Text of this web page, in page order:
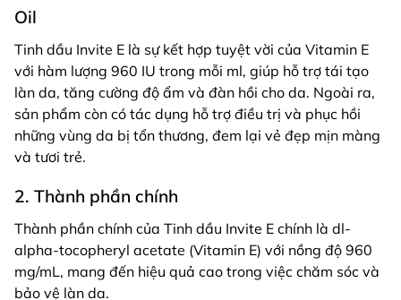
Oil
Tinh dầu Invite E là sự kết hợp tuyệt vời của Vitamin E
với hàm lượng 960 IU trong mỗi ml, giúp hỗ trợ tái tạo
làn da, tăng cường độ ẩm và đàn hồi cho da. Ngoài ra,
sản phẩm còn có tác dụng hỗ trợ điều trị và phục hồi
những vùng da bị tổn thương, đem lại vẻ đẹp mịn màng
và tươi trẻ.
2. Thành phần chính
Thành phần chính của Tinh dầu Invite E chính là dl-
alpha-tocopheryl acetate (Vitamin E) với nồng độ 960
mg/mL, mang đến hiệu quả cao trong việc chăm sóc và
bảo vệ làn da.